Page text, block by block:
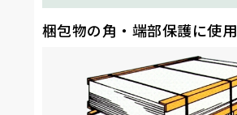
梱包物の角・端部保護に使用